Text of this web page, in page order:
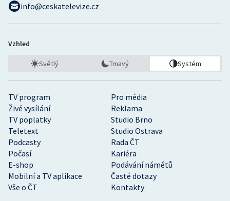
TV program
Pro média
Živé vysílání
Reklama
TV poplatky
Studio Brno
Teletext
Studio Ostrava
Podcasty
Rada ČT
Počasí
Kariéra
E-shop
Podávání námětů
Mobilní a TV aplikace
Časté dotazy
Vše o ČT
Kontakty
info@ceskatelevize.cz
Vzhled
Světlý Tmavý Systém